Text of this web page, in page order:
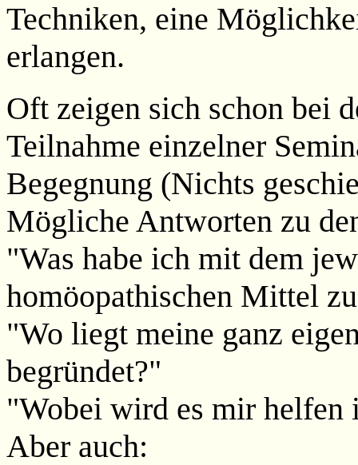
Techniken, eine
erlangen.
Oft zeigen sich schon bei
Teilnahme einzelner
Begegnung (Nichts
Mögliche Antworten zu
"Was habe ich mit dem
homöopathischen Mittel
"Wo liegt meine ganz
begründet?"
"Wobei wird es mir helfen
Aber auch: